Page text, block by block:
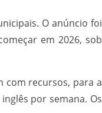
O anúncio foi
em 2026, sob
com recursos, para a
por semana. Os